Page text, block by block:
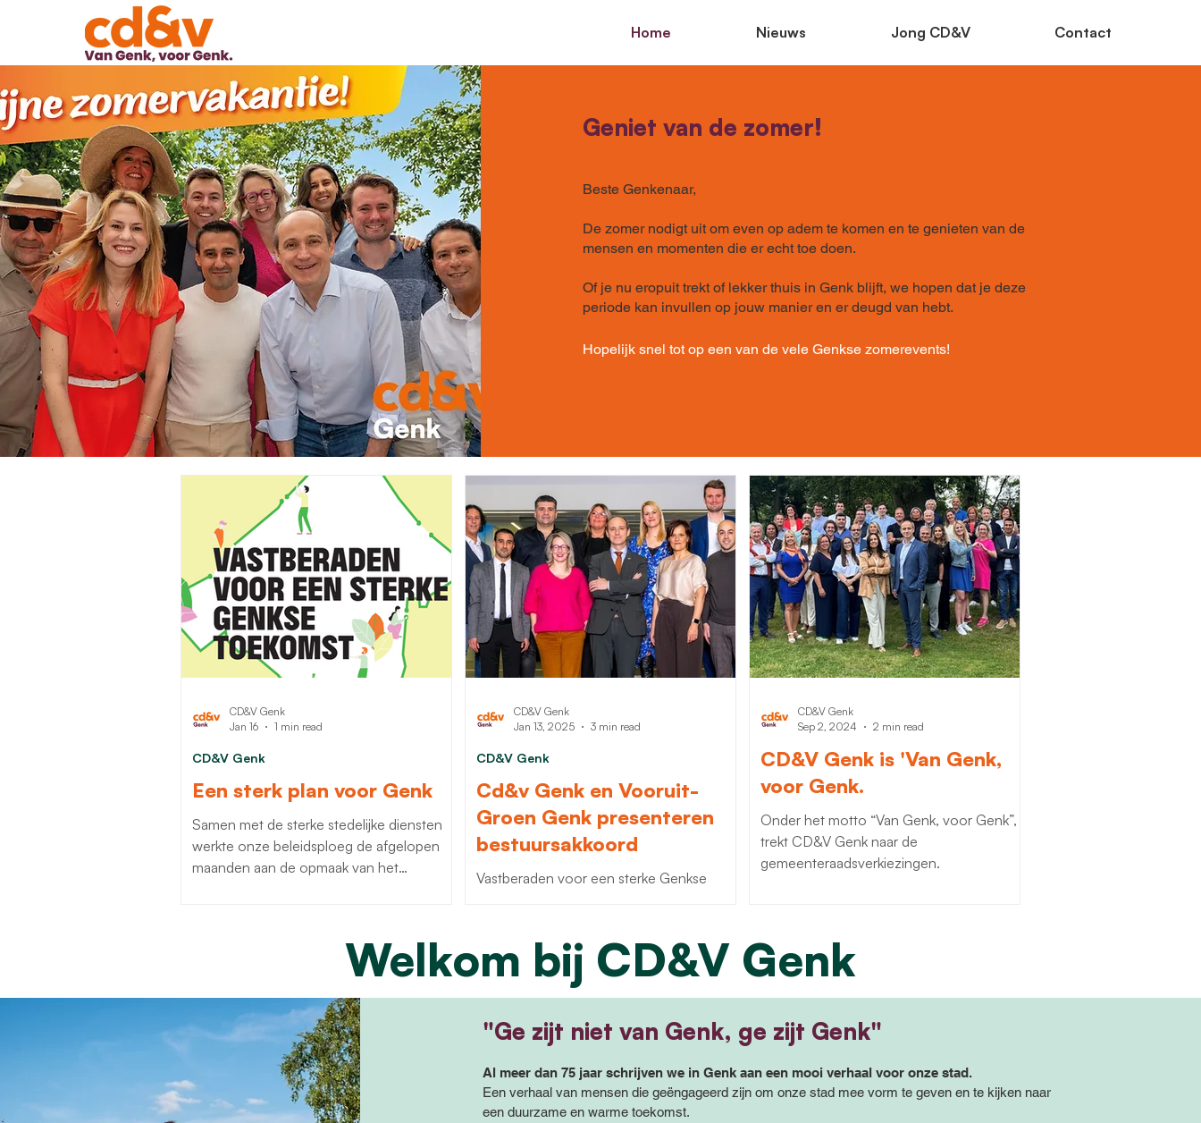
Home Nieuws Jong CD&V Contact
Geniet van de zomer!
Beste Genkenaar,
De zomer nodigt uit om even op adem te komen en te genieten van de
mensen en momenten die er echt toe doen.
Of je nu eropuit trekt of lekker thuis in Genk blijft, we hopen dat je deze
periode kan invullen op jouw manier en er deugd van hebt.
Hopelijk snel tot op een van de vele Genkse zomerevents!
Een sterk plan voor Genk
Samen met de sterke stedelijke diensten
werkte onze beleidsploeg de afgelopen
maanden aan de opmaak van het
eindresultaat mag gezien worden. In de
nieuwe beleidsperiode stellen we de
Genkenaar meer dan ooit centraal. Dat
doen we vastberaden voor een sterke
Genkse toekomst! Je kan het document
meerjarenbeleidsplan? Stel ze zeker a
CD&V Genk
CD&V Genk
Jan 16
1 min read
Cd&v Genk en Vooruit-
Groen Genk presenteren
bestuursakkoord
Vastberaden voor een sterke Genkse
nieuwe Genkse...
CD&V Genk
CD&V Genk
Jan 13, 2025
3 min read
CD&V Genk is 'Van Genk,
voor Genk.
Onder het motto “Van Genk, voor Genk”,
trekt CD&V Genk naar de
gemeenteraadsverkiezingen.
CD&V Genk
Sep 2, 2024
2 min read
Welkom bij CD&V Genk
"Ge zijt niet van Genk, ge zijt Genk"
Al meer dan 75 jaar schrijven we in Genk aan een mooi verhaal voor onze stad.
Een verhaal van mensen die geëngageerd zijn om onze stad mee vorm te geven en te kijken naar
een duurzame en warme toekomst.